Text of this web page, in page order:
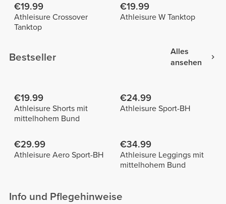
€19.99
Athleisure Crossover
Tanktop
€19.99
Athleisure W Tanktop
Bestseller
Alles
ansehen
€19.99
Athleisure Shorts mit
mittelhohem Bund
€24.99
Athleisure Sport-BH
€29.99
Athleisure Aero Sport-BH
€34.99
Athleisure Leggings mit
mittelhohem Bund
Info und Pflegehinweise